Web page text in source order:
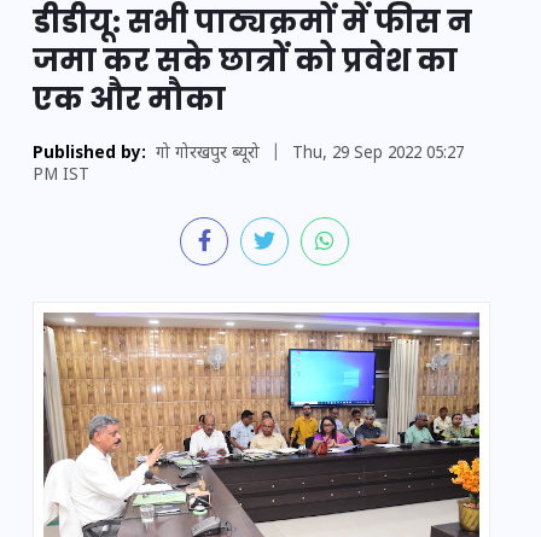
डीडीयू: सभी पाठ्यक्रमों में फीस न
जमा कर सके छात्रों को प्रवेश का
एक और मौका
Published by: गो गोरखपुर ब्यूरो
Thu, 29 Sep 2022 05:27
PM IST